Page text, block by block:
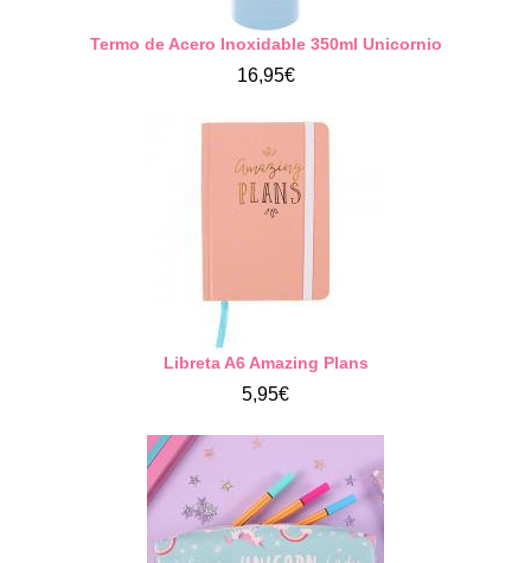
Termo de Acero Inoxidable 350ml Unicornio
16,95€
Libreta A6 Amazing Plans
5,95€